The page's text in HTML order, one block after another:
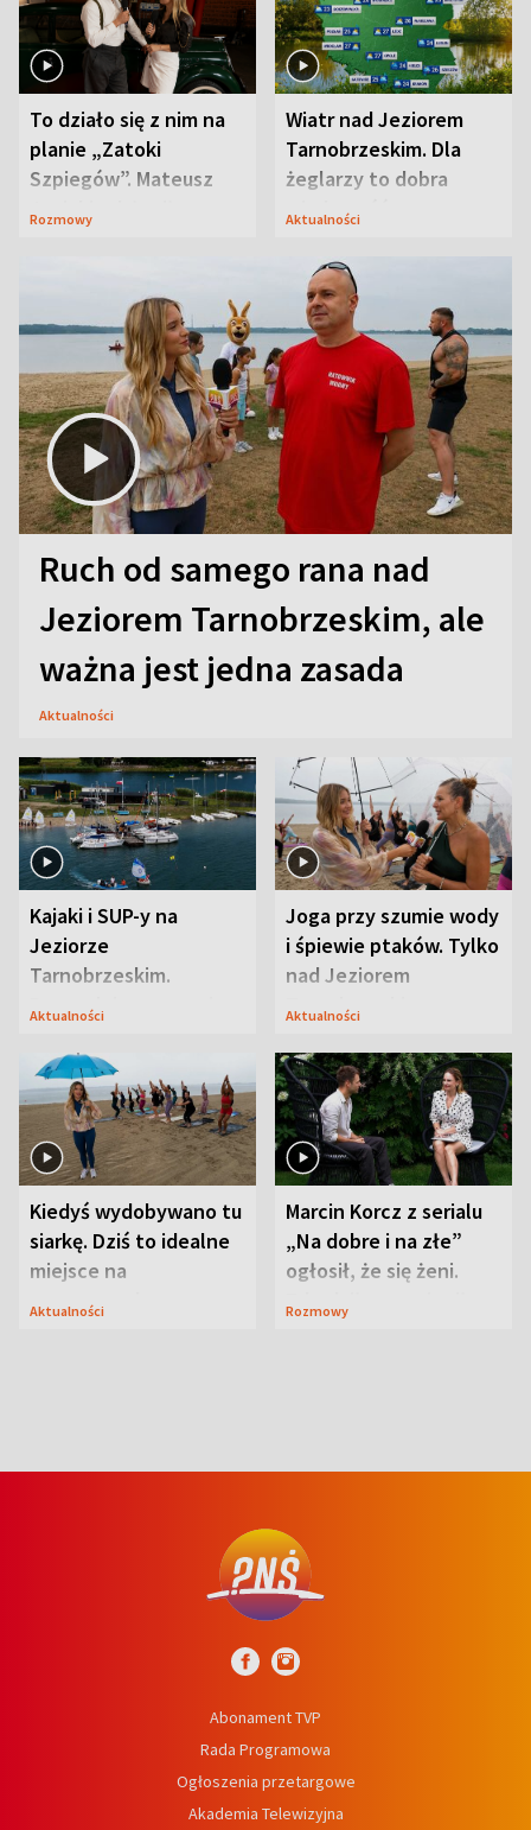
To działo się z nim na
planie „Zatoki
Szpiegów”. Mateusz
Janicki odsłonił
Rozmowy
Wiatr nad Jeziorem
Tarnobrzeskim. Dla
żeglarzy to dobra
wiadomość
Aktualności
Ruch od samego rana nad
Jeziorem Tarnobrzeskim, ale
ważna jest jedna zasada
Aktualności
Kajaki i SUP-y na
Jeziorze
Tarnobrzeskim.
Przyrodnicy zwracają
Aktualności
Joga przy szumie wody
i śpiewie ptaków. Tylko
nad Jeziorem
Tarnobrzeskim
Aktualności
Kiedyś wydobywano tu
siarkę. Dziś to idealne
miejsce na
wypoczynek
Aktualności
Marcin Korcz z serialu
„Na dobre i na złe”
ogłosił, że się żeni.
Zdradził, co zmienił
Rozmowy
Abonament TVP
Rada Programowa
Ogłoszenia przetargowe
Akademia Telewizyjna